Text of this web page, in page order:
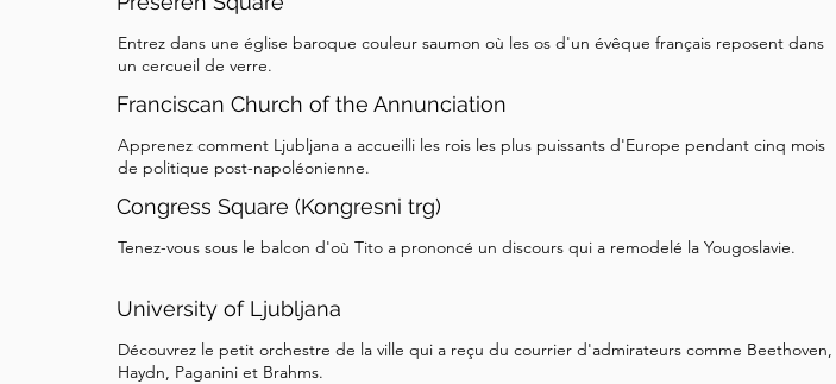
Entrez dans une église baroque couleur saumon où les os d'un évêque français reposent dans
un cercueil de verre.
Franciscan Church of the Annunciation
Apprenez comment Ljubljana a accueilli les rois les plus puissants d'Europe pendant cinq mois
de politique post-napoléonienne.
Congress Square (Kongresni trg)
Tenez-vous sous le balcon d'où Tito a prononcé un discours qui a remodelé la Yougoslavie.
University of Ljubljana
Découvrez le petit orchestre de la ville qui a reçu du courrier d'admirateurs comme Beethoven,
Haydn, Paganini et Brahms.